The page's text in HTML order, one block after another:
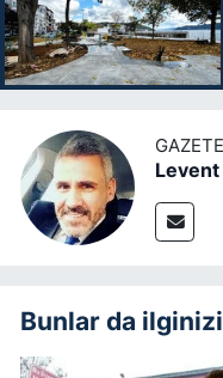
Bunlar da